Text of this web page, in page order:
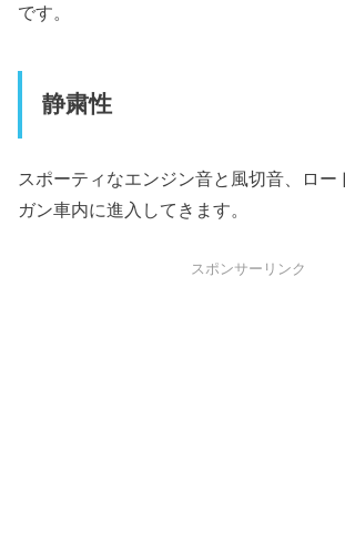
です。
静粛性
スポーティなエンジン音と風切音、ロー
ガン車内に進入してきます。
スポンサーリンク